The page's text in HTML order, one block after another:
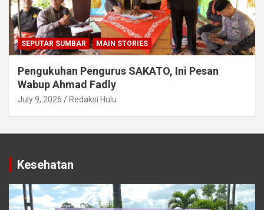
SEPUTAR SUMBAR MAIN STORIES
Pengukuhan Pengurus SAKATO, Ini Pesan
Wabup Ahmad Fadly
July 9, 2026 Redaksi Hulu
Kesehatan